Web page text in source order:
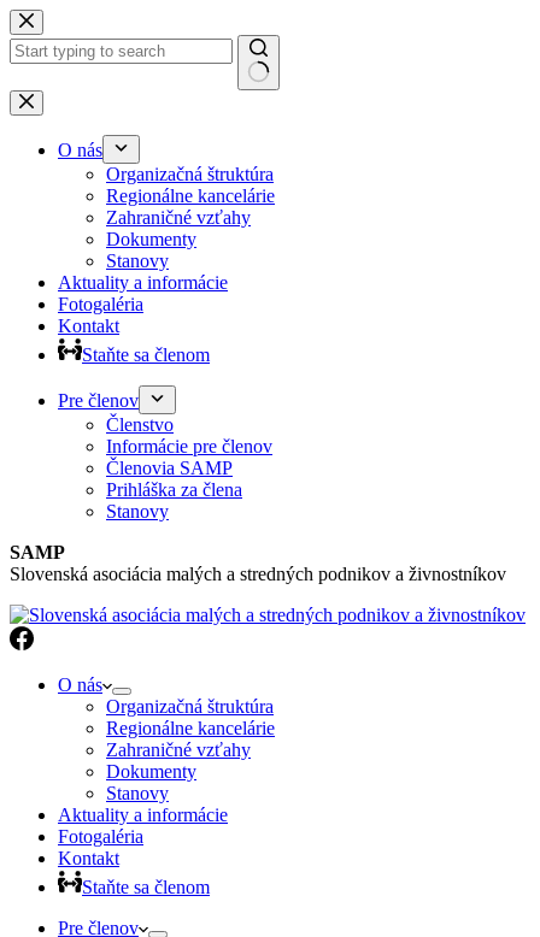
Preskočiť
na
obsah
Žiadne
výsledky
O nás
Organizačná štruktúra
Regionálne kancelárie
Zahraničné vzťahy
Dokumenty
Stanovy
Aktuality a informácie
Fotogaléria
Kontakt
Staňte sa členom
Pre členov
Členstvo
Informácie pre členov
Členovia SAMP
Prihláška za člena
Stanovy
SAMP
Slovenská asociácia malých a stredných podnikov a živnostníkov
O nás
Organizačná štruktúra
Regionálne kancelárie
Zahraničné vzťahy
Dokumenty
Stanovy
Aktuality a informácie
Fotogaléria
Kontakt
Staňte sa členom
Pre členov